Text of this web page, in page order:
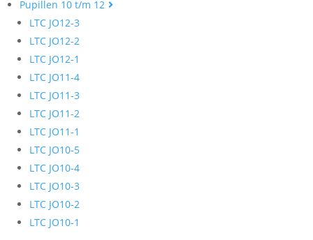
Pupillen 10 t/m 12
LTC JO12-3
LTC JO12-2
LTC JO12-1
LTC JO11-4
LTC JO11-3
LTC JO11-2
LTC JO11-1
LTC JO10-5
LTC JO10-4
LTC JO10-3
LTC JO10-2
LTC JO10-1